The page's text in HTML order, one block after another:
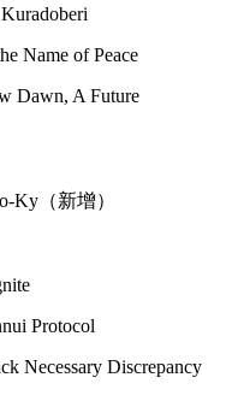
Name of Peace
Dawn, A Future
Ky（新增）
Protocol
Necessary Discrepancy